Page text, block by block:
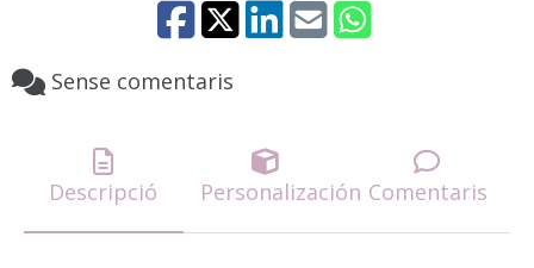
Sense comentaris
Descripció Personalización Comentaris